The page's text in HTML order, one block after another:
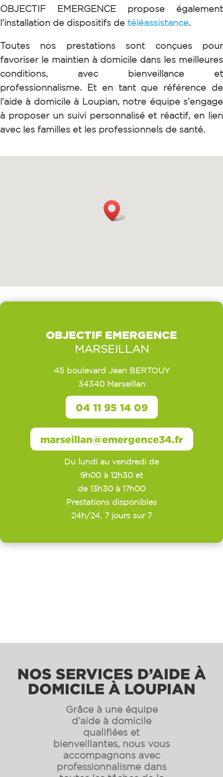
OBJECTIF EMERGENCE propose également
l’installation de dispositifs de téléassistance.
Toutes nos prestations sont conçues pour
favoriser le maintien à domicile dans les meilleures
conditions, avec bienveillance et
professionnalisme.
Et en tant que référence de
l’aide à domicile à Loupian, notre équipe s’engage
à proposer un suivi personnalisé et réactif, en lien
avec les familles et les professionnels de santé.
OBJECTIF EMERGENCE
MARSEILLAN
45 boulevard Jean BERTOUY
34340 Marseillan
Du lundi au vendredi de
9h00 à 12h30 et
de 13h30 à 17h00
Prestations disponibles
24h/24, 7 jours sur 7
marseillan@emergence34.fr
04 11 95 14 09
NOS SERVICES D’AIDE À
DOMICILE À LOUPIAN
Grâce à une équipe
d’aide à domicile
qualifiées et
bienveillantes, nous vous
accompagnons avec
professionnalisme dans